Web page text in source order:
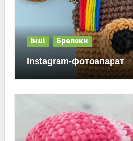
Інші Брелоки
Instagram-фотоапарат